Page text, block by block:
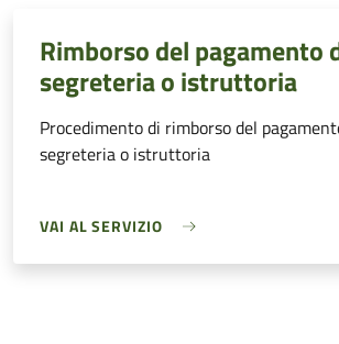
Rimborso del pagamento
segreteria o istruttoria
Procedimento di rimborso del
segreteria o istruttoria
VAI AL SERVIZIO